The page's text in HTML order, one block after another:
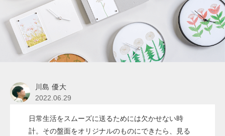
川島 優大
2022.06.29
日常生活をスムーズに送るためには欠かせない時
計。その盤面をオリジナルのものにできたら、見る